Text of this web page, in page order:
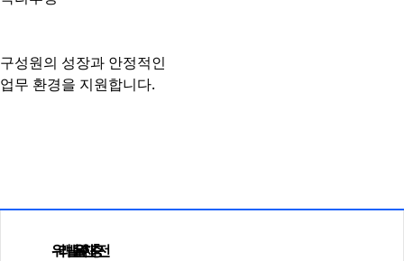
구성원의 성장과 안정적인
업무 환경을 지원합니다.
워라밸을 위한 재충전